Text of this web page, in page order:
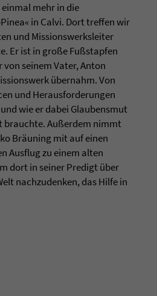
einmal mehr in die
in Calvi. Dort treffen wir
und Missionswerksleiter
Er ist in große Fußstapfen
von seinem Vater, Anton
übernahm. Von
und Herausforderungen
wie er dabei Glaubensmut
brauchte. Außerdem nimmt
Bräuning mit auf einen
Ausflug zu einem alten
dort in seiner Predigt über
nachzudenken, das Hilfe in